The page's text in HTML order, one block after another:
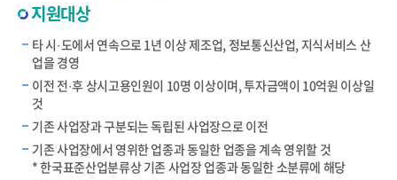
지원대상
타 시·도에서 연속으로 1년 이상 제조업, 정보통신산업, 지식서비스 산
업을 경영
이전 전·후 상시고용인원이 10명 이상이며, 투자금액이 10억원 이상일
것
기존 사업장과 구분되는 독립된 사업장으로 이전
기존 사업장에서 영위한 업종과 동일한 업종을 계속 영위할 것
* 한국표준산업분류상 기존 사업장 업종과 동일한 소분류에 해당